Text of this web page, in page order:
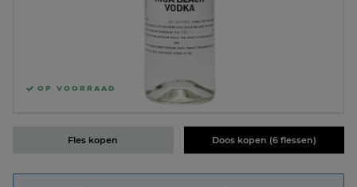
OP VOORRAAD
Fles kopen Doos kopen (6 flessen)